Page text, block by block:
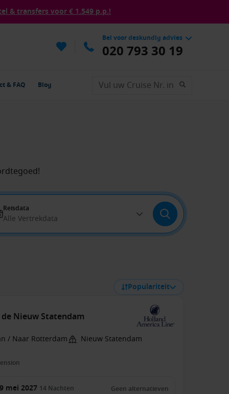
& transfers voor € 1.549 p.p.!
Bel voor deskundig advies
020 793 30 19
& FAQ Blog
Reisdata
Alle Vertrekdata
Populariteit
Nieuw Statendam
/ Naar Rotterdam Nieuw Statendam
mei 2027 14 Nachten Geen alternatieven